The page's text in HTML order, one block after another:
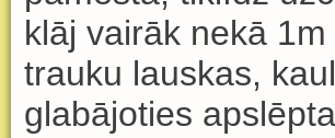
klāj vairāk nekā 1m
trauku lauskas,
glabājoties